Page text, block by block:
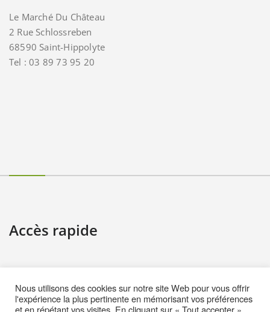
Le Marché Du Château
2 Rue Schlossreben
68590 Saint-Hippolyte
Tel : 03 89 73 95 20
Accès rapide
Informations pratiques
Nous utilisons des cookies sur notre site Web pour vous offrir
l'expérience la plus pertinente en mémorisant vos préférences
et en répétant vos visites. En cliquant sur « Tout accepter »,